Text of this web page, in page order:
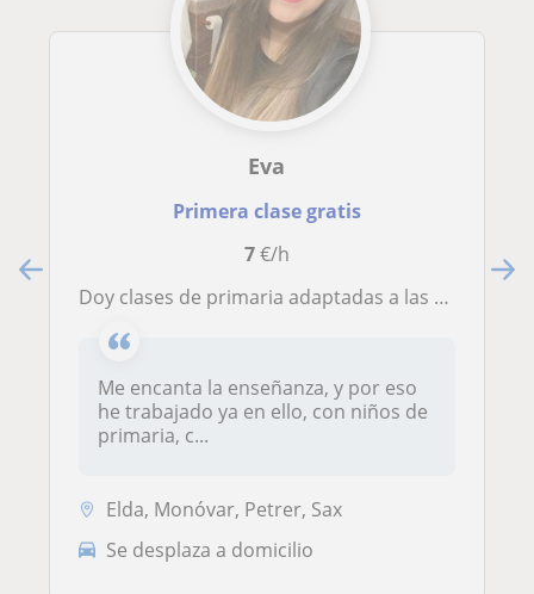
Eva
Primera clase gratis
7€/h
Doy clases de primaria adaptadas a las necesidades del alumno.
Me encanta la enseñanza, y por eso
he trabajado ya en ello, con niños de
primaria, c...
Elda, Monóvar, Petrer, Sax
Se desplaza a domicilio